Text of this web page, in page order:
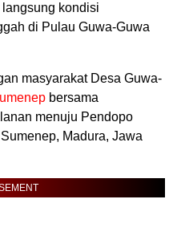
kondisi
di Pulau Guwa-Guwa
masyarakat Desa Guwa-
bersama
menuju Pendopo
Madura, Jawa